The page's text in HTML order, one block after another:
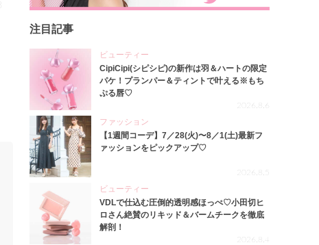
注目記事
ビューティー
CipiCipi(シピシピ)の新作は羽＆ハートの限定
パケ！プランパー＆ティントで叶える※もち
ぷる唇♡
2026.8.6
ファッション
【1週間コーデ】7／28(火)〜8／1(土)最新フ
ァッションをピックアップ♡
2026.8.5
ビューティー
VDLで仕込む圧倒的透明感ほっぺ♡小田切ヒ
ロさん絶賛のリキッド＆バームチークを徹底
解剖！
2026.8.4